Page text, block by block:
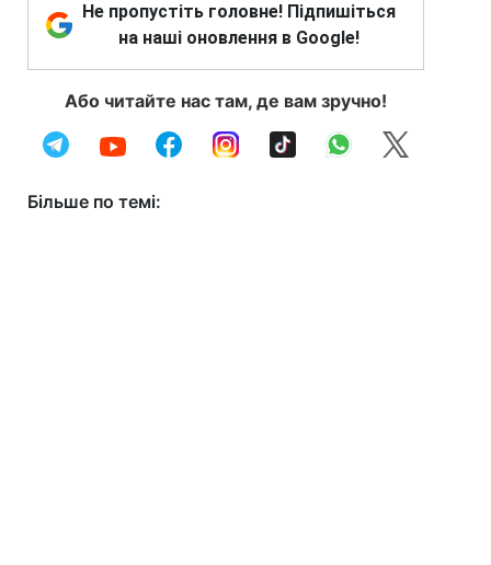
Не пропустіть головне! Підпишіться
на наші оновлення в Google!
Або читайте нас там, де вам зручно!
Більше по темі: